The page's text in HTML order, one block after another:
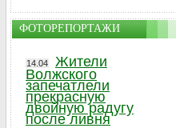
ФОТОРЕПОРТАЖИ
14.04
Жители
Волжского
запечатлели
прекрасную
двойную радугу
после ливня